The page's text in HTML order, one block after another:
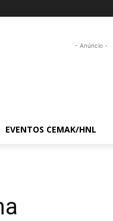
- Anúncio -
EVENTOS CEMAK/HNL